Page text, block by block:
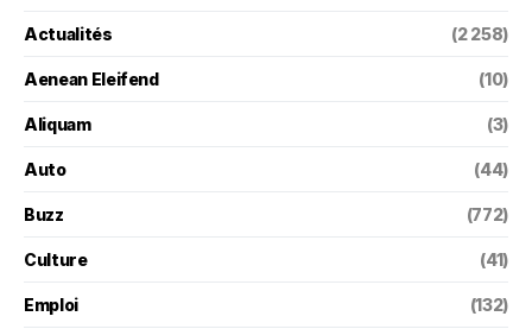
Actualités (2 258)
Aenean Eleifend (10)
Aliquam (3)
Auto (44)
Buzz (772)
Culture (41)
Emploi (132)